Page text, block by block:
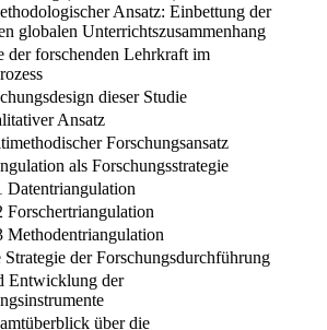
(action research) als
Ansatz: Einbettung der
globalen Unterrichtszusammenhang
forschenden Lehrkraft im
dieser Studie
Ansatz
Forschungsansatz
als Forschungsstrategie
Datentriangulation
Forschertriangulation
Methodentriangulation
der Forschungsdurchführung
Entwicklung der